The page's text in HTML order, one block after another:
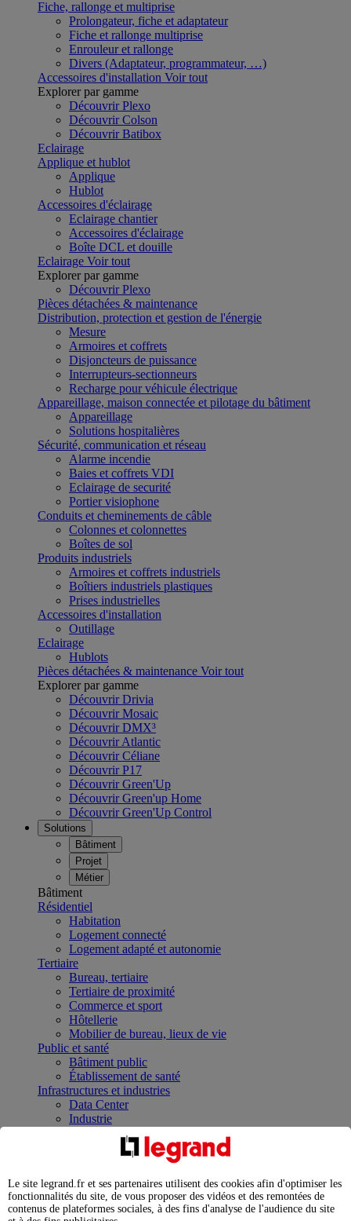
Fiche, rallonge et multiprise
Prolongateur, fiche et adaptateur
Fiche et rallonge multiprise
Enrouleur et rallonge
Divers (Adaptateur, programmateur, …)
Accessoires d'installation Voir tout
Explorer par gamme
Découvrir Plexo
Découvrir Colson
Découvrir Batibox
Eclairage
Applique et hublot
Applique
Hublot
Accessoires d'éclairage
Eclairage chantier
Accessoires d'éclairage
Boîte DCL et douille
Eclairage Voir tout
Explorer par gamme
Découvrir Plexo
Pièces détachées & maintenance
Distribution, protection et gestion de l'énergie
Mesure
Armoires et coffrets
Disjoncteurs de puissance
Interrupteurs-sectionneurs
Recharge pour véhicule électrique
Appareillage, maison connectée et pilotage du bâtiment
Appareillage
Solutions hospitalières
Sécurité, communication et réseau
Alarme incendie
Baies et coffrets VDI
Eclairage de securité
Portier visiophone
Conduits et cheminements de câble
Colonnes et colonnettes
Boîtes de sol
Produits industriels
Armoires et coffrets industriels
Boîtiers industriels plastiques
Prises industrielles
Accessoires d'installation
Outillage
Eclairage
Hublots
Pièces détachées & maintenance Voir tout
Explorer par gamme
Découvrir Drivia
Découvrir Mosaic
Découvrir DMX³
Découvrir Atlantic
Découvrir Céliane
Découvrir P17
Découvrir Green'Up
Découvrir Green'up Home
Découvrir Green'Up Control
Solutions
Bâtiment
Projet
Métier
Bâtiment
Résidentiel
Habitation
Logement connecté
Logement adapté et autonomie
Tertiaire
Bureau, tertiaire
Tertiaire de proximité
Commerce et sport
Hôtellerie
Mobilier de bureau, lieux de vie
Public et santé
Bâtiment public
Établissement de santé
Infrastructures et industries
Data Center
Industrie
Infrastructures
Contrôler et planifier le fonctionnement des appareils
Répartir et optimiser son tableau électrique
Legrand Data Center Solutions : concentrer les
expertises au service de vos performances
Le site legrand.fr et ses partenaires utilisent des cookies afin d'optimiser les
fonctionnalités du site, de vous proposer des vidéos et des remontées de
contenus de plateformes sociales, à des fins d'analyse de l'audience du site